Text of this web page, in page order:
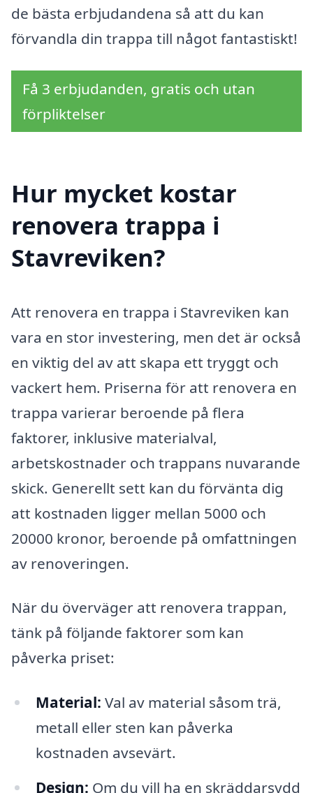
de bästa erbjudandena så att du kan
förvandla din trappa till något fantastiskt!
Få 3 erbjudanden, gratis och utan
förpliktelser
Hur mycket kostar
renovera trappa i
Stavreviken?
Att renovera en trappa i Stavreviken kan
vara en stor investering, men det är också
en viktig del av att skapa ett tryggt och
vackert hem. Priserna för att renovera en
trappa varierar beroende på flera
faktorer, inklusive materialval,
arbetskostnader och trappans nuvarande
skick. Generellt sett kan du förvänta dig
att kostnaden ligger mellan 5000 och
20000 kronor, beroende på omfattningen
av renoveringen.
När du överväger att renovera trappan,
tänk på följande faktorer som kan
påverka priset:
Material: Val av material såsom trä,
metall eller sten kan påverka
kostnaden avsevärt.
Design: Om du vill ha en skräddarsydd